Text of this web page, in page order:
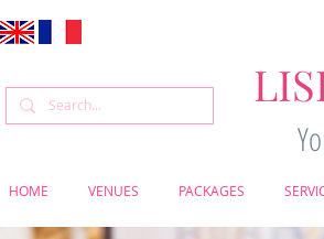
HOME VENUES PACKAGES